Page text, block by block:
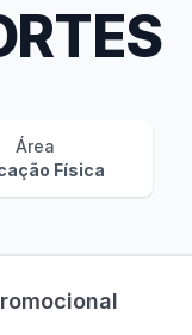
Área
Física